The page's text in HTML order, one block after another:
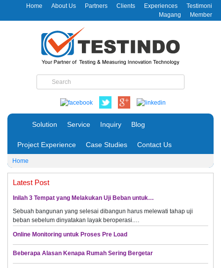
Home About Us Partners Clients Experiences
Testimoni
Magang
Member
Solution Service Inquiry Blog
Project Experience Case Studies Contact Us
Home
Latest Post
Inilah 3 Tempat yang Melakukan Uji Beban untuk…
Sebuah bangunan yang selesai dibangun harus melewati tahap uji
beban sebelum dinyatakan layak beroperasi.…
Online Monitoring untuk Proses Pre Load
Beberapa Alasan Kenapa Rumah Sering Bergetar